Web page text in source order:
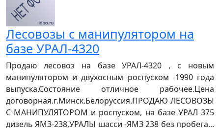
Лесовозы с манипулятором на
базе УРАЛ-4320
Продаю лесовоз на базе УРАЛ-4320 , с новым
манипулятором и двухосным роспуском -1990 года
выпуска.Состояние отличное рабочее.Цена
договорная.г.Минск.Белоруссия.ПРОДАЮ ЛЕСОВОЗЫ
С МАНИПУЛЯТОРОМ и роспуском, на базе УРАЛ 375
дизель ЯМЗ-238,УРАЛЫ шасси -ЯМЗ 238 без пробега...